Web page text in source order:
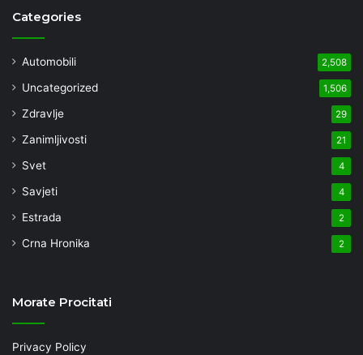
Categories
Automobili 2,508
Uncategorized 1,506
Zdravlje 29
Zanimljivosti 21
Svet 4
Savjeti 4
Estrada 2
Crna Hronika 2
Morate Procitati
Privacy Policy